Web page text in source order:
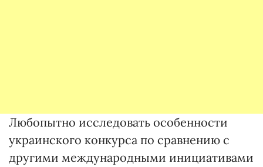
Любопытно исследовать особенности
украинского конкурса по сравнению с
другими международными инициативами